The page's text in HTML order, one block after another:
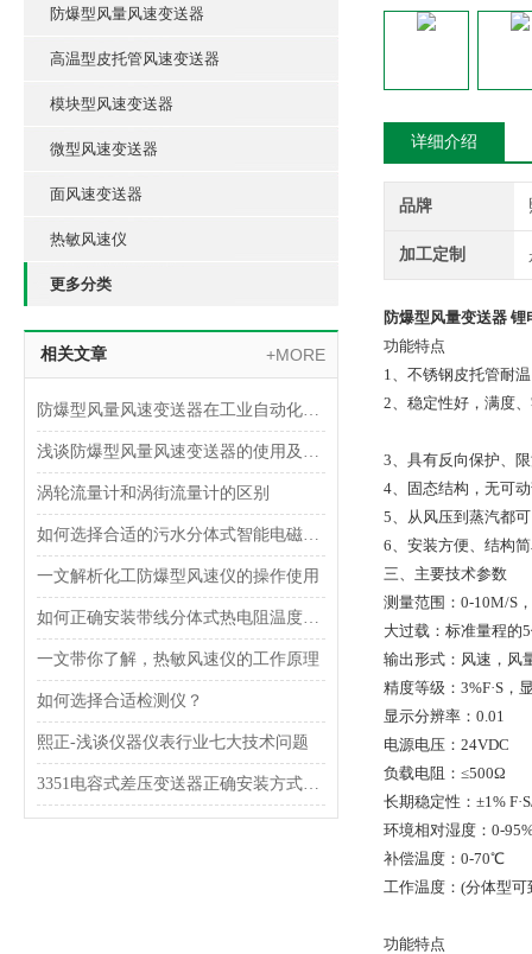
防爆型风量风速变送器
高温型皮托管风速变送器
模块型风速变送器
微型风速变送器
面风速变送器
热敏风速仪
更多分类
相关文章 +MORE
防爆型风量风速变送器在工业自动化中的应用领域
浅谈防爆型风量风速变送器的使用及安装注意事项
涡轮流量计和涡街流量计的区别
如何选择合适的污水分体式智能电磁流量计？
一文解析化工防爆型风速仪的操作使用
如何正确安装带线分体式热电阻温度传感器？
一文带你了解，热敏风速仪的工作原理
如何选择合适检测仪？
熙正-浅谈仪器仪表行业七大技术问题
3351电容式差压变送器正确安装方式，一定得掌握！
详细介绍
品牌
加工定制
防爆型风量变送器
功能特点
1、不锈钢皮托管耐
2、稳定性好，满度
3、具有反向保护、
4、固态结构，无可
5、从风压到蒸汽都
6、安装方便、结构
三、主要技术参数
测量范围：0-10M/S
大过载：标准量程的
输出形式：风速，风
精度等级：3%F·S，
显示分辨率：0.01
电源电压：24VDC
负载电阻：≤500Ω
长期稳定性：±1%
环境相对湿度：0-
补偿温度：0-70℃
工作温度：(分体型
功能特点